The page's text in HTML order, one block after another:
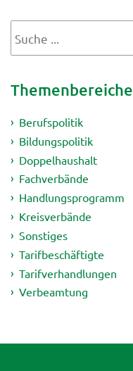
Themenbereiche
Berufspolitik
Bildungspolitik
Doppelhaushalt
Fachverbände
Handlungsprogramm
Kreisverbände
Sonstiges
Tarifbeschäftigte
Tarifverhandlungen
Verbeamtung